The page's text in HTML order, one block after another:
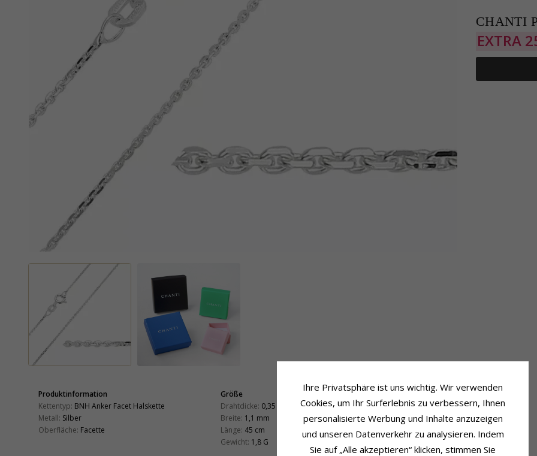
CHANTI
EXTRA
Produktinformation
Kettentyp: BNH Anker Facet Halskette
Metall: Silber
Oberfläche: Facette
Größe
Drahtdicke: 0,35 mm
Breite: 1,1 mm
Länge: 45 cm
Gewicht: 1,8 G
Lieferzeit
Lieferzeit:4-5 Werktage
Ihre Privatsphäre ist uns wichtig. Wir verwenden
Cookies, um Ihr Surferlebnis zu verbessern, Ihnen
personalisierte Werbung und Inhalte anzuzeigen
und unseren Datenverkehr zu analysieren. Indem
Sie auf „Alle akzeptieren“ klicken, stimmen Sie